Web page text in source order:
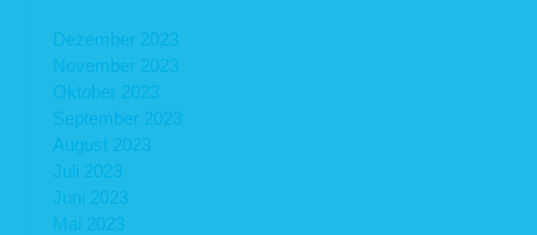
Dezember 2023
November 2023
Oktober 2023
September 2023
August 2023
Juli 2023
Juni 2023
Mai 2023